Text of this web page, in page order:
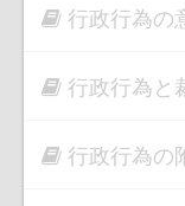
行政行為の
行政行為と
行政行為の